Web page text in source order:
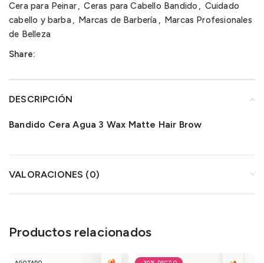
Cera para Peinar, Ceras para Cabello Bandido , Cuidado
cabello y barba, Marcas de Barbería , Marcas Profesionales
de Belleza
Share:
DESCRIPCIÓN
Bandido Cera Agua 3 Wax Matte Hair Brow
VALORACIONES (0)
Productos relacionados